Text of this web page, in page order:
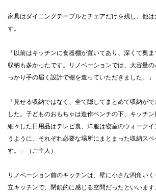
家具はダイニングテーブルとチェアだけを残し、他は
す。
「以前はキッチンに食器棚が置いてあり、深くて奥
収納も多かったです。リノベーションでは、大容量
っかり手の届く設計で棚を造っていただきました。」
「見せる収納ではなく、全て隠してまとめて収納が
した。子どものおもちゃは造作ベンチの下、キッチン
細々した日用品はテレビ裏、洋服は寝室のウォーク
うように、それぞれ必要な場所にまとまった収納スペ
す。」（ご主人）
リノベーション前のキッチンは、壁に小さな四角い
立キッチンで、閉鎖的に感じる空間だったといいます